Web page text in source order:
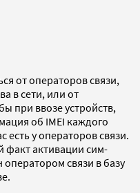
от операторов связи,
в сети, или от
при ввозе устройств,
об IMEI каждого
у операторов связи.
факт активации сим-
связи в базу